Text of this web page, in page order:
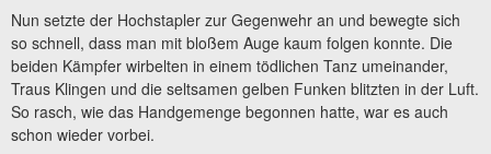
Nun setzte der Hochstapler zur Gegenwehr an und bewegte sich
so schnell, dass man mit bloßem Auge kaum folgen konnte. Die
beiden Kämpfer wirbelten in einem tödlichen Tanz umeinander,
Traus Klingen und die seltsamen gelben Funken blitzten in der Luft.
So rasch, wie das Handgemenge begonnen hatte, war es auch
schon wieder vorbei.